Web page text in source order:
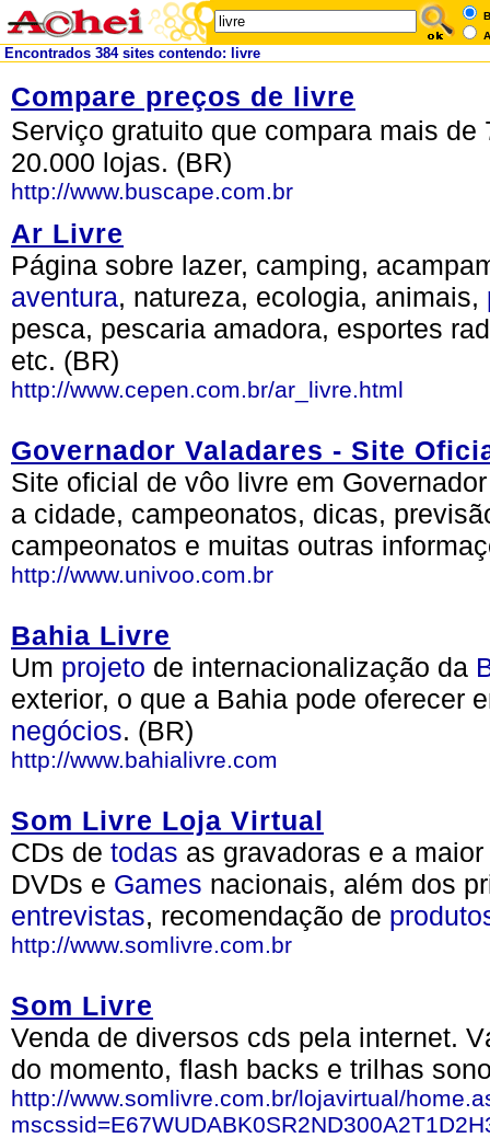
Encontrados 384 sites contendo: livre
Compare preços de livre
Serviço gratuito que compara mais
20.000 lojas. (BR)
http://www.buscape.com.br
Ar Livre
Página sobre lazer, camping,
aventura, natureza, ecologia, animais,
pesca, pescaria amadora, esportes
etc. (BR)
http://www.cepen.com.br/ar_livre.html
Governador Valadares - Site
Site oficial de vôo livre em
a cidade, campeonatos, dicas,
campeonatos e muitas outras
http://www.univoo.com.br
Bahia Livre
Um projeto de internacionalização da
exterior, o que a Bahia pode oferecer
negócios. (BR)
http://www.bahialivre.com
Som Livre Loja Virtual
CDs de todas as gravadoras e a
DVDs e Games nacionais, além dos
entrevistas, recomendação de
http://www.somlivre.com.br
Som Livre
Venda de diversos cds pela internet.
do momento, flash backs e trilhas
http://www.somlivre.com.br/lojavirtual/